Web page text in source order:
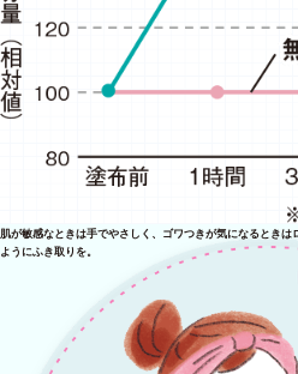
肌が敏感なときは手でやさしく、ゴワつきが気になるとき
ようにふき取りを。